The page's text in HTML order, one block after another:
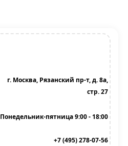
г. Москва, Рязанский пр-т, д. 8а,
стр. 27
Понедельник-пятница 9:00 - 18:00
+7 (495) 278-07-56